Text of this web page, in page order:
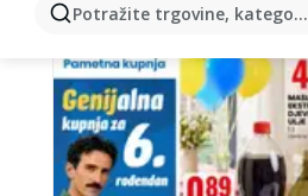
Potražite trgovine,